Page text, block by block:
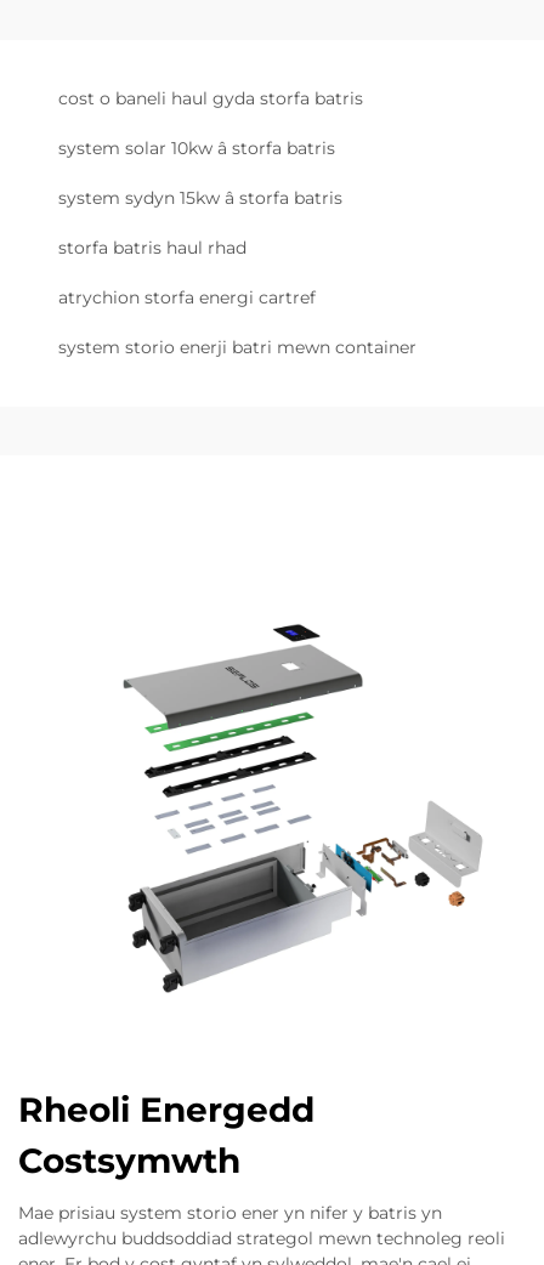
cost o baneli haul gyda storfa batris
system solar 10kw â storfa batris
system sydyn 15kw â storfa batris
storfa batris haul rhad
atrychion storfa energi cartref
system storio enerji batri mewn container
Rheoli Energedd
Costsymwth
Mae prisiau system storio ener yn nifer y batris yn
adlewyrchu buddsoddiad strategol mewn technoleg reoli